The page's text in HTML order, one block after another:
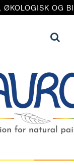
ØKOLOGISK OG